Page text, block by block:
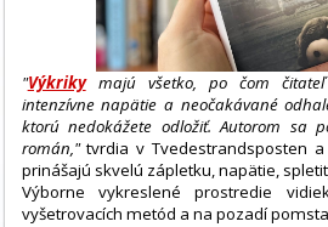
"Výkrikymajú všetko, po čom čitateľ
intenzívne napätie a neočakávané
ktorú nedokážete odložiť. Autorom sa
román,"tvrdia v Tvedestrandsposten
prinášajú skvelú zápletku, napätie,
Výborne vykreslené prostredie
vyšetrovacích metód a na pozadí